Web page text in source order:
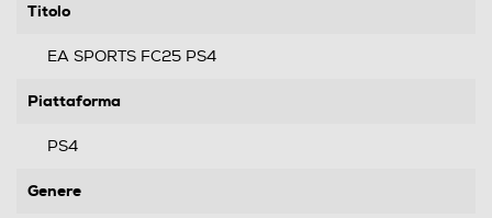
Titolo
EA SPORTS FC25 PS4
Piattaforma
PS4
Genere